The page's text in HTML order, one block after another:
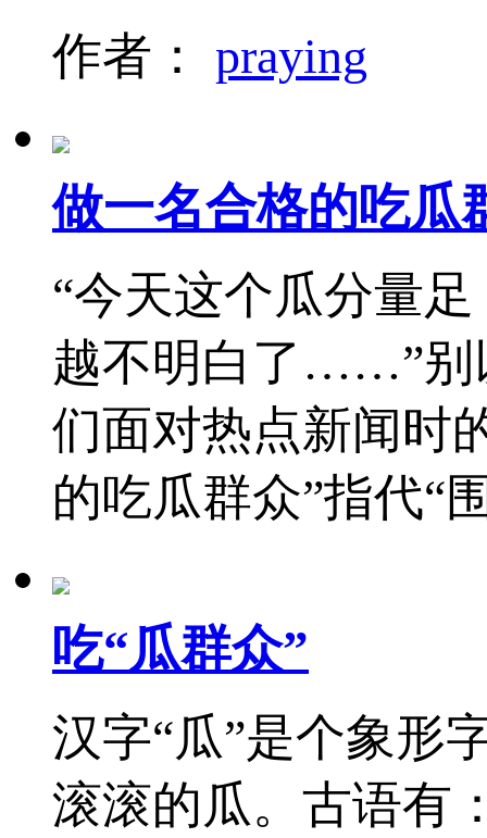
作者： praying
做一名合格的吃瓜
“今天这个瓜分量
越不明白了……”别
们面对热点新闻时
的吃瓜群众”指代
吃“瓜群众”
汉字“瓜”是个象形
滚滚的瓜。古语有